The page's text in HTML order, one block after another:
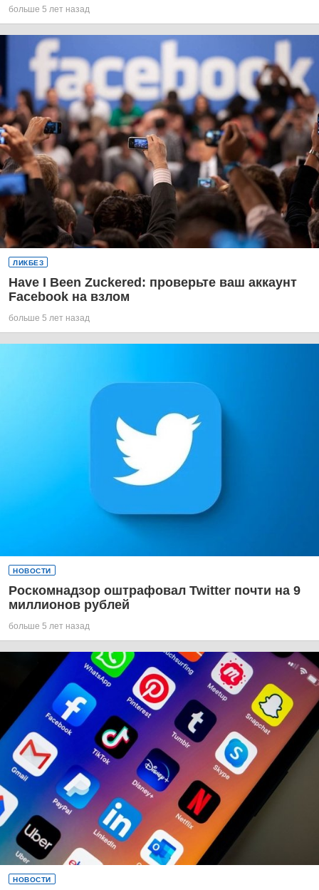
больше 5 лет назад
ЛИКБЕЗ
Have I Been Zuckered: проверьте ваш аккаунт
Facebook на взлом
больше 5 лет назад
НОВОСТИ
Роскомнадзор оштрафовал Twitter почти на 9
миллионов рублей
больше 5 лет назад
НОВОСТИ